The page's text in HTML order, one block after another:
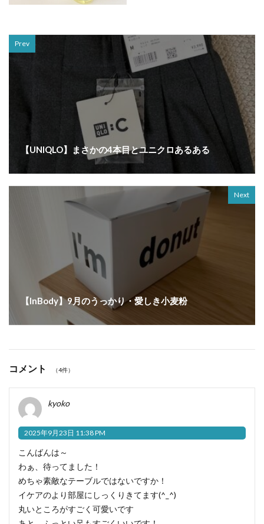
Prev
【UNIQLO】まさかの4本目とユニクロあるある
Next
【InBody】9月のうっかり・愛しき小麦粉
コメント （4件）
kyoko
2025年9月23日 11:38 PM
こんばんは～
わぁ、待ってました！
めちゃ素敵なテーブルではないですか！
イケアのより部屋にしっくりきてます(^_^)
丸いところがすごく可愛いです